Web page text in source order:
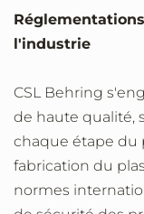
l'industrie
CSL Behring
de haute qualité,
chaque étape du
fabrication du
normes